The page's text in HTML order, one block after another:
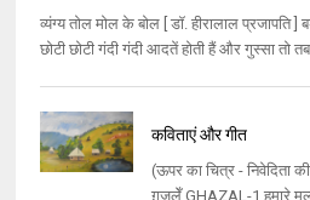
व्यंग्य तोल मोल के बोल [ डॉ. हीरालाल
छोटी छोटी गंदी गंदी आदतें होती हैं और गुस्सा तो
कविताएं और गीत
(ऊपर का चित्र - निवेदिता
ग़ज़लेँ GHAZAL-1 हमारे